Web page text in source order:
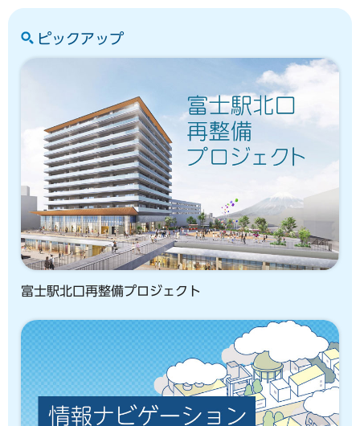
ピックアップ
富士駅北口再整備プロジェクト